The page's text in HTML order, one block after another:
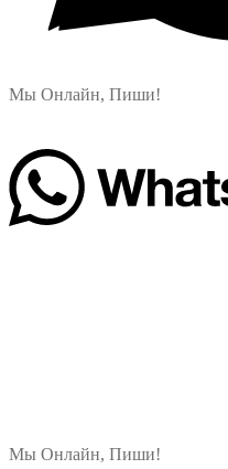
Мы Онлайн, Пиши!
Мы Онлайн, Пиши!